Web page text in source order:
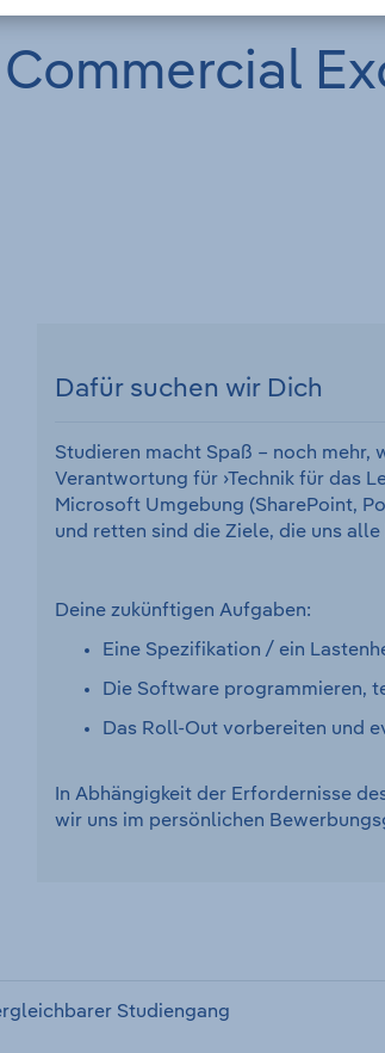
Dafür suchen wir Dich
Studieren macht Spaß – noch mehr,
Verantwortung für ›Technik für das
Microsoft Umgebung (SharePoint,
und retten sind die Ziele, die uns
Deine zukünftigen Aufgaben:
Eine Spezifikation / ein
Die Software programmieren,
Das Roll-Out vorbereiten und
In Abhängigkeit der Erfordernisse
wir uns im persönlichen
Studiengang